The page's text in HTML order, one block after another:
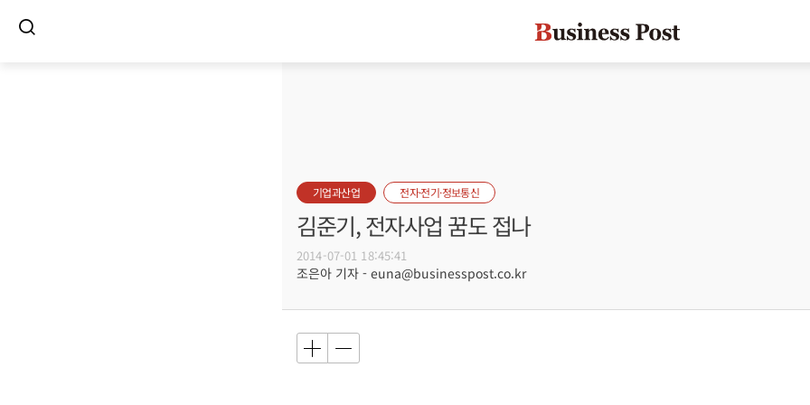
기업과산업 전자·전기·정보통신
김준기, 전자사업 꿈도 접나
2014-07-01 18:45:41
조은아 기자 - euna@businesspost.co.kr